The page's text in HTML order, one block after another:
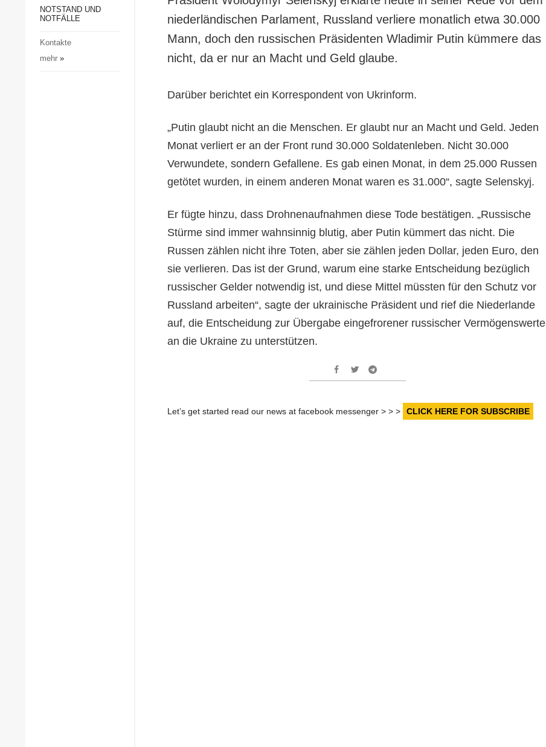
Gesellschaft und Kultur
Notstand und Notfälle
NOTSTAND UND
NOTFÄLLE
Kontakte
mehr»
niederländischen Parlament, Russland verliere monatlich etwa 30.000
Mann, doch den russischen Präsidenten Wladimir Putin kümmere das
nicht, da er nur an Macht und Geld glaube.
Darüber berichtet ein Korrespondent von Ukrinform.
„Putin glaubt nicht an die Menschen. Er glaubt nur an Macht und Geld. Jeden
Monat verliert er an der Front rund 30.000 Soldatenleben. Nicht 30.000
Verwundete, sondern Gefallene. Es gab einen Monat, in dem 25.000 Russen
getötet wurden, in einem anderen Monat waren es 31.000“, sagte Selenskyj.
Er fügte hinzu, dass Drohnenaufnahmen diese Tode bestätigen. „Russische
Stürme sind immer wahnsinnig blutig, aber Putin kümmert das nicht. Die
Russen zählen nicht ihre Toten, aber sie zählen jeden Dollar, jeden Euro, den
sie verlieren. Das ist der Grund, warum eine starke Entscheidung bezüglich
russischer Gelder notwendig ist, und diese Mittel müssten für den Schutz vor
Russland arbeiten“, sagte der ukrainische Präsident und rief die Niederlande
auf, die Entscheidung zur Übergabe eingefrorener russischer Vermögenswerte
an die Ukraine zu unterstützen.
Let’s get started read our news at facebook messenger > > > CLICK HERE FOR SUBSCRIBE